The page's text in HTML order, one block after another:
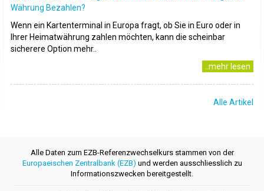
Währung Bezahlen?
Wenn ein Kartenterminal in Europa fragt, ob Sie in Euro oder in
Ihrer Heimatwährung zahlen möchten, kann die scheinbar
sicherere Option mehr..
..mehr lesen
Alle Artikel
Alle Daten zum EZB-Referenzwechselkurs stammen von der
Europaeischen Zentralbank (EZB) und werden ausschliesslich zu
Informationszwecken bereitgestellt.